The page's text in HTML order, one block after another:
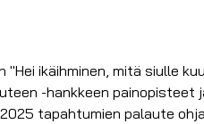
"Hei ikäihminen, mitä siulle
-hankkeen
tapahtumien palaute